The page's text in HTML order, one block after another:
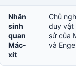
Nhân
sinh
quan
Mác-
xít
Chủ
duy vật
sử của
và